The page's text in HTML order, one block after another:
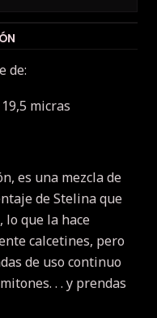
de:
micras
es una mezcla de
de Stelina que
lo que la hace
calcetines, pero
de uso continuo
. . y prendas